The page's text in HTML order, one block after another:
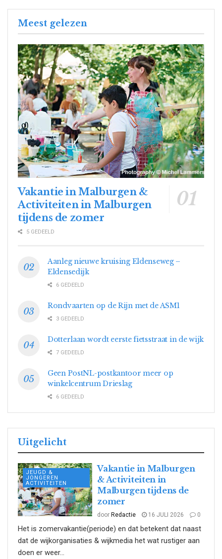
Meest gelezen
Vakantie in Malburgen &
Activiteiten in Malburgen
tijdens de zomer
5 GEDEELD
Aanleg nieuwe kruising Eldenseweg –
Eldensedijk
6 GEDEELD
Rondvaarten op de Rijn met de ASM1
3 GEDEELD
Dotterlaan wordt eerste fietsstraat in de wijk
7 GEDEELD
Geen PostNL-postkantoor meer op
winkelcentrum Drieslag
6 GEDEELD
Uitgelicht
JEUGD &
JONGEREN
ACTIVITEITEN
Vakantie in Malburgen
& Activiteiten in
Malburgen tijdens de
zomer
door Redactie 16 JULI 2026 0
Het is zomervakantie(periode) en dat betekent dat naast
dat de wijkorganisaties & wijkmedia het wat rustiger aan
doen er weer...